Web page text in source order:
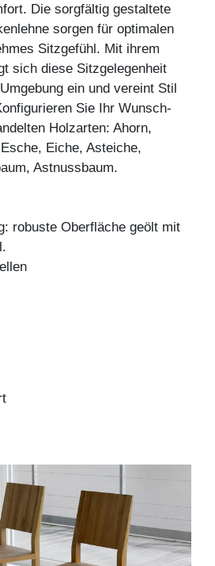
Die sorgfältig gestaltete
sorgen für optimalen
Sitzgefühl. Mit ihrem
sich diese Sitzgelegenheit
ein und vereint Stil
Sie Ihr Wunsch-
Holzarten: Ahorn,
Eiche, Asteiche,
Astnussbaum.
robuste Oberfläche geölt mit